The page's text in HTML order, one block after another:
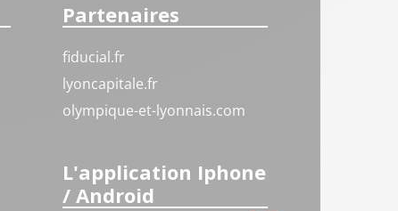
Partenaires
fiducial.fr
lyoncapitale.fr
olympique-et-lyonnais.com
L'application Iphone
/ Android